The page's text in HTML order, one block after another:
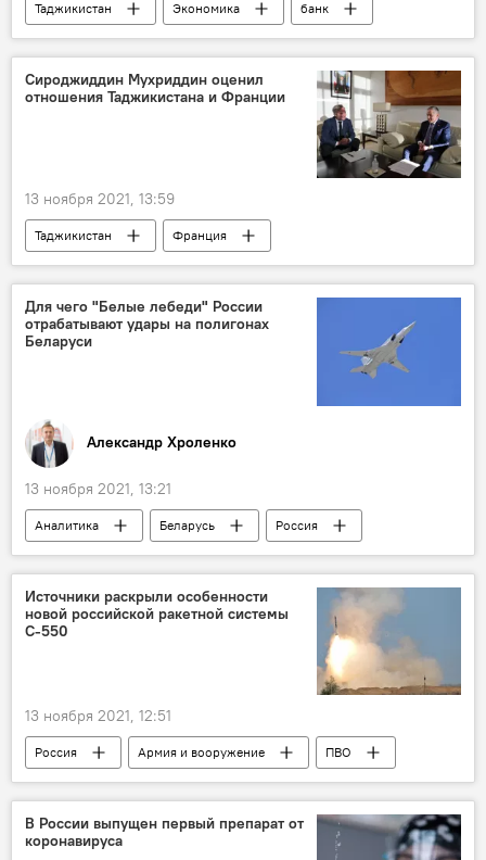
Таджикистан Экономика
банк
финансы
Сироджиддин Мухриддин оценил
отношения Таджикистана и Франции
13 ноября 2021, 13:59
Таджикистан
Франция
Сироджиддин Мухриддин
Для чего "Белые лебеди" России
отрабатывают удары на полигонах
Беларуси
Александр Хроленко
13 ноября 2021, 13:21
Аналитика Беларусь
Россия
Колумнисты
Армия и вооружение
Источники раскрыли особенности
новой российской ракетной системы
С-550
13 ноября 2021, 12:51
Россия Армия и вооружение ПВО
В России выпущен первый препарат от
коронавируса